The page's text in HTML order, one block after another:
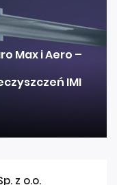
Max i Aero –
IMI
z o.o.